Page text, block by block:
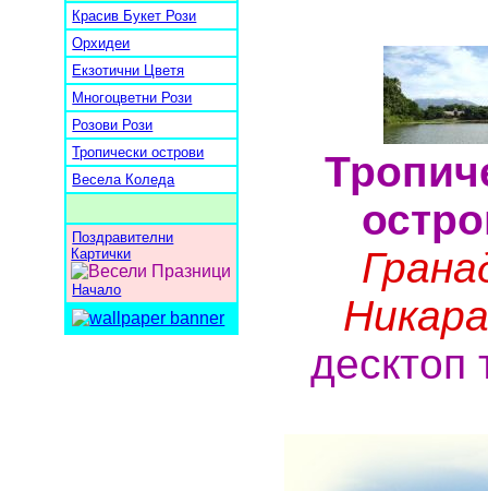
Красив Букет Рози
Орхидеи
Екзотични Цветя
Многоцветни Рози
Розови Рози
Тропически острови
Весела Коледа
Поздравителни
Картички
Начало
десктоп